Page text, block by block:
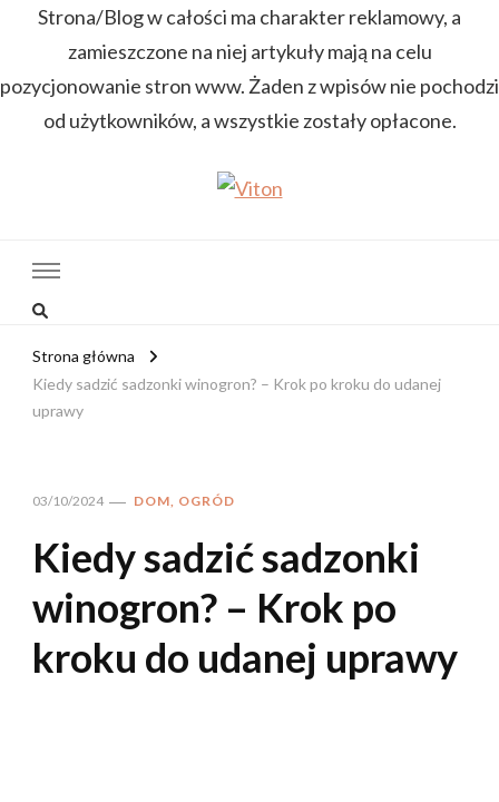
Strona/Blog w całości ma charakter reklamowy, a
zamieszczone na niej artykuły mają na celu
pozycjonowanie stron www. Żaden z wpisów nie pochodzi
od użytkowników, a wszystkie zostały opłacone.
Strona główna
Kiedy sadzić sadzonki winogron? – Krok po kroku do udanej
uprawy
03/10/2024 DOM, OGRÓD
Kiedy sadzić sadzonki
winogron? – Krok po
kroku do udanej uprawy